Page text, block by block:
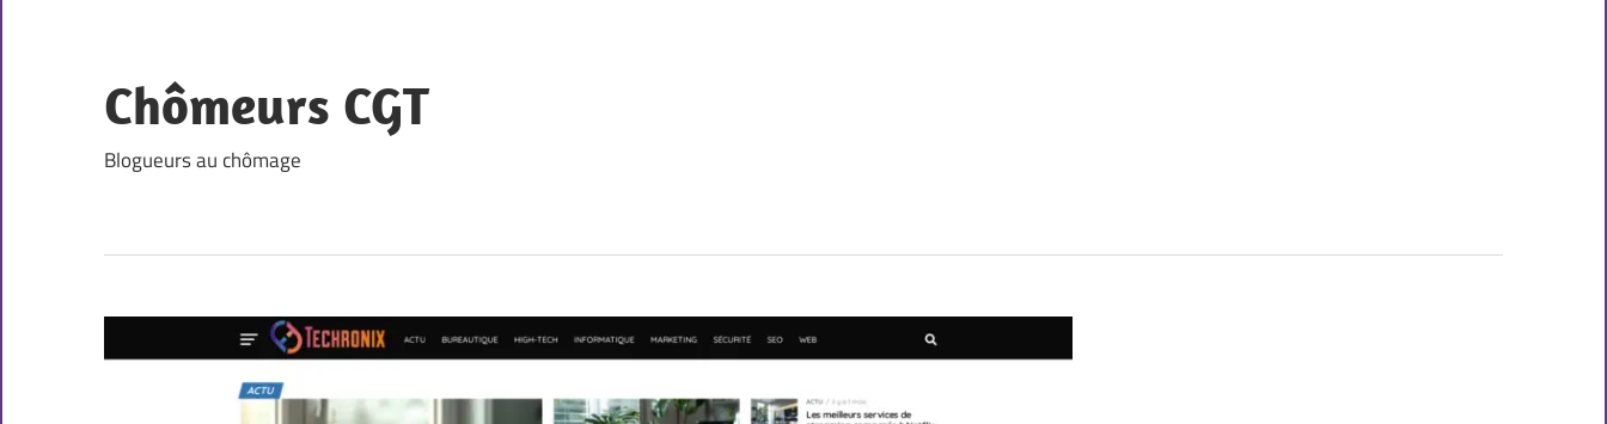
content
Chômeurs CGT
Blogueurs au chômage